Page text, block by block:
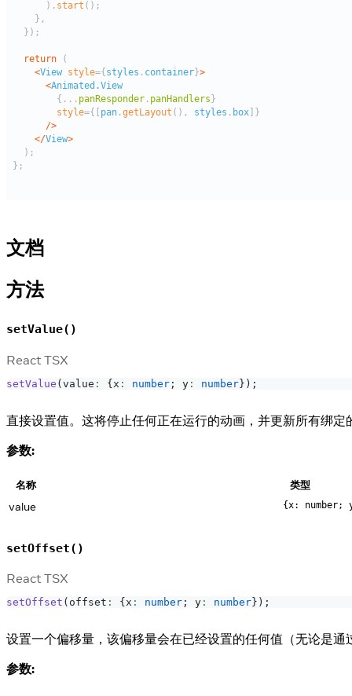
文档
方法
setValue()
React TSX
setValue ( value : { x : number ; y : number } ) ;
直接设置值。这将停止任何正在运行的动画，并更新所有绑定
参数:
名称 类型
value {x: number;
setOffset()
React TSX
setOffset ( offset : { x : number ; y : number } ) ;
设置一个偏移量，该偏移量会在已经设置的任何值（无论是通
参数: